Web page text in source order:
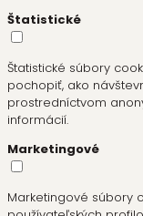
Štatistické
Štatistické súbory
pochopiť, ako
prostredníctvom
informácií.
Marketingové
Marketingové súbory